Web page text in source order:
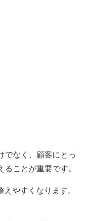
でなく、顧客にとっ
ことが重要です。
やすくなります。